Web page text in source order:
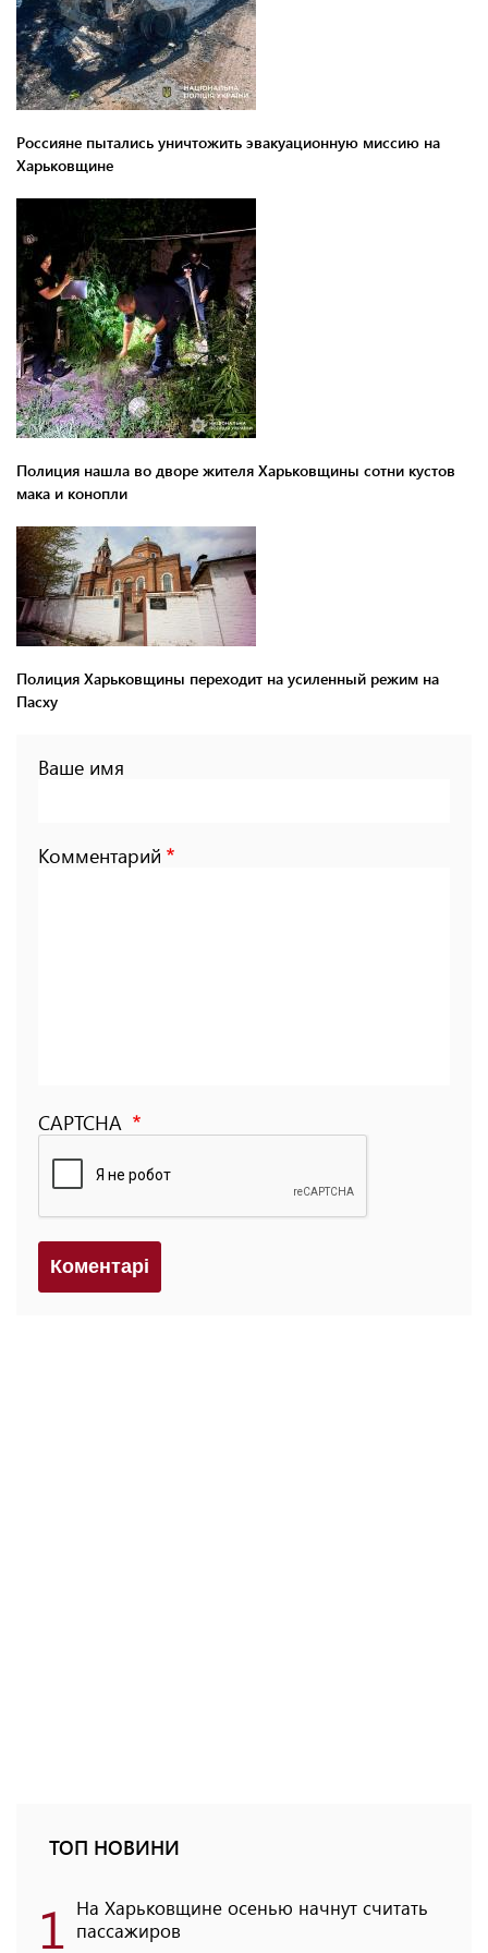
Россияне пытались уничтожить эвакуационную миссию на
Харьковщине
Полиция нашла во дворе жителя Харьковщины сотни кустов
мака и конопли
Полиция Харьковщины переходит на усиленный режим на
Пасху
Ваше имя
Комментарий
CAPTCHA
Коментарi
ТОП НОВИНИ
1 На Харьковщине осенью начнут считать
пассажиров